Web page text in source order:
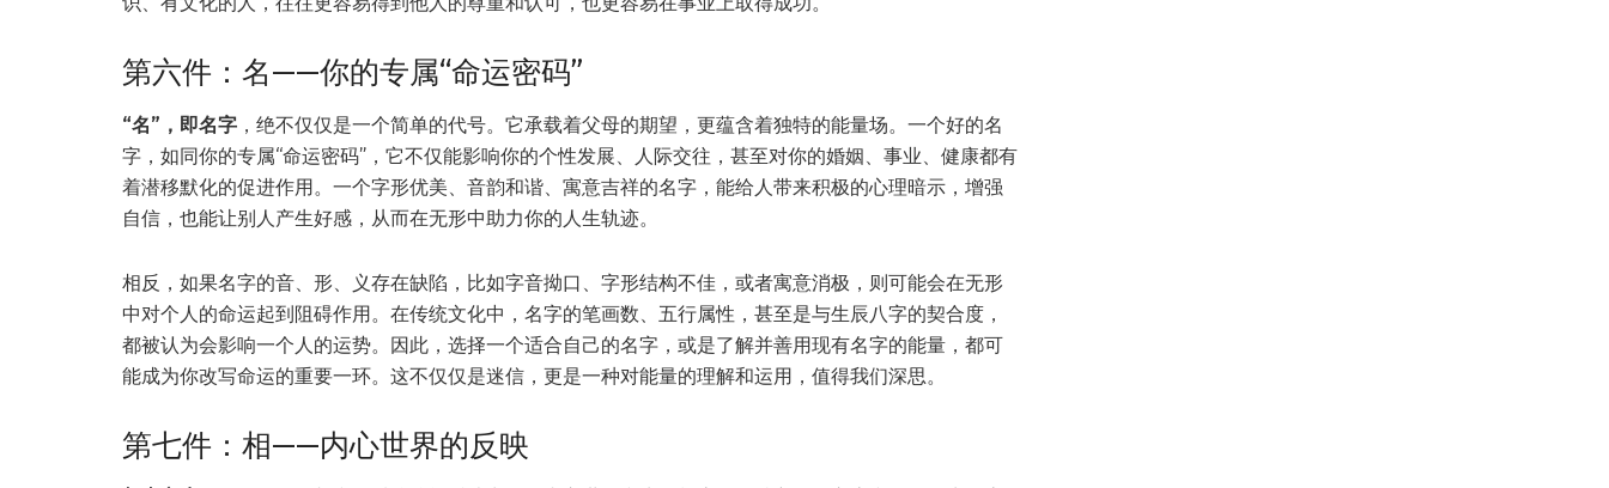
第六件：名——你的专属“命运密码”
“名”，即名字 ，绝不仅仅是一个简单的代号。它承载着父母的期望，更蕴含着独特的能量场。一个好的名
字，如同你的专属“命运密码”，它不仅能影响你的个性发展、人际交往，甚至对你的婚姻、事业、健康都有
着潜移默化的促进作用。一个字形优美、音韵和谐、寓意吉祥的名字，能给人带来积极的心理暗示，增强
自信，也能让别人产生好感，从而在无形中助力你的人生轨迹。
相反，如果名字的音、形、义存在缺陷，比如字音拗口、字形结构不佳，或者寓意消极，则可能会在无形
中对个人的命运起到阻碍作用。在传统文化中，名字的笔画数、五行属性，甚至是与生辰八字的契合度，
都被认为会影响一个人的运势。因此，选择一个适合自己的名字，或是了解并善用现有名字的能量，都可
能成为你改写命运的重要一环。这不仅仅是迷信，更是一种对能量的理解和运用，值得我们深思。
第七件：相——内心世界的反映